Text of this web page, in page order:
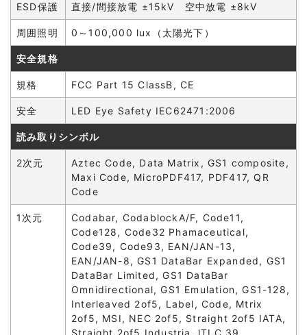
ESD保護 直接/間接放電 ±15kV 空中放電 ±8kV
周囲照明 0～100,000 lux（太陽光下）
安全規格
規格 FCC Part 15 ClassB, CE
安全 LED Eye Safety IEC62471:2006
読み取りシンボル
2次元
Aztec Code, Data Matrix, GS1 composite,
Maxi Code, MicroPDF417, PDF417, QR
Code
1次元
Codabar, CodablockA/F, Code11,
Code128, Code32 Phamaceutical,
Code39, Code93, EAN/JAN-13,
EAN/JAN-8, GS1 DataBar Expanded, GS1
DataBar Limited, GS1 DataBar
Omnidirectional, GS1 Emulation, GS1-128,
Interleaved 2of5, Label, Code, Mtrix
2of5, MSI, NEC 2of5, Straight 2of5 IATA,
Straight 2of5 Industria, lTLC 39,